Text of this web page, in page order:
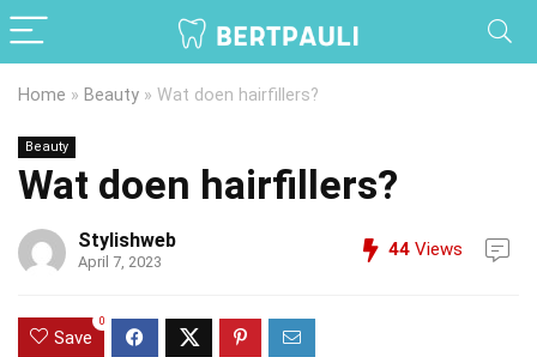
Home » Beauty » Wat doen hairfillers?
Beauty
Wat doen hairfillers?
Stylishweb
April 7, 2023
44 Views
Save
0